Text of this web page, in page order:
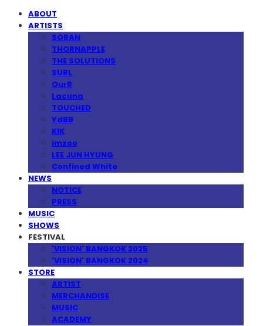
ABOUT
ARTISTS
SORAN
THORNAPPLE
THE SOLUTIONS
SURL
OurR
Lacuna
TOUCHED
YdBB
KIK
imzoo
LEE JUN HYUNG
Confined White
NEWS
NOTICE
PRESS
MUSIC
SHOWS
FESTIVAL
'VISION' BANGKOK 2025
'VISION' BANGKOK 2024
STORE
ARTIST
MERCHANDISE
MUSIC
ACADEMY